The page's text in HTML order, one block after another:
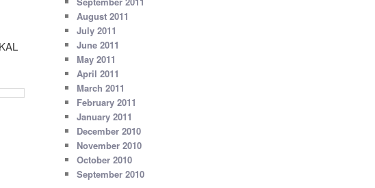
August 2011
July 2011
June 2011
May 2011
April 2011
March 2011
February 2011
January 2011
December 2010
November 2010
October 2010
September 2010